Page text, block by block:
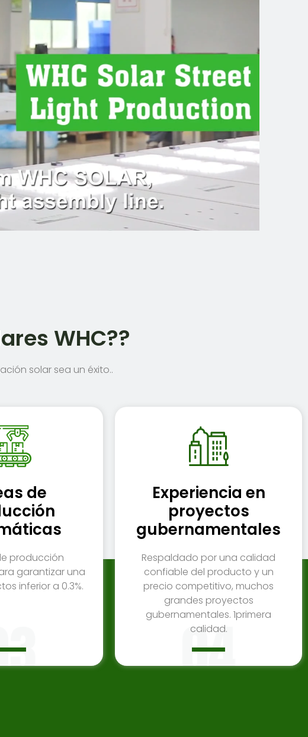
WHC??
solar sea un éxito..
de
producción
garantizar una
inferior a 0.3%.
Experiencia en
proyectos
gubernamentales
Respaldado por una calidad
confiable del producto y un
precio competitivo, muchos
grandes proyectos
gubernamentales. 1primera
calidad.